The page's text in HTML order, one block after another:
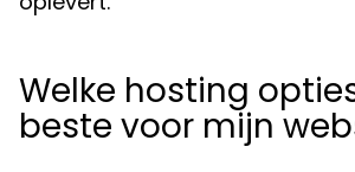
Welke hosting
beste voor mijn